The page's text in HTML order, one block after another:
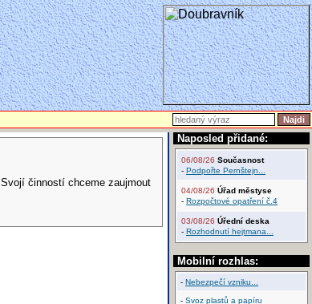
Naposled přidané:
06/08/26 Současnost
- Podpořte Pernštejn...
04/08/26 Úřad městyse
- Rozpočtové opatření č.4
03/08/26 Úřední deska
- Rozhodnutí hejtmana...
Mobilní rozhlas:
- Nebezpečí vzniku...
- Svoz plastů a papíru
činností chceme zaujmout